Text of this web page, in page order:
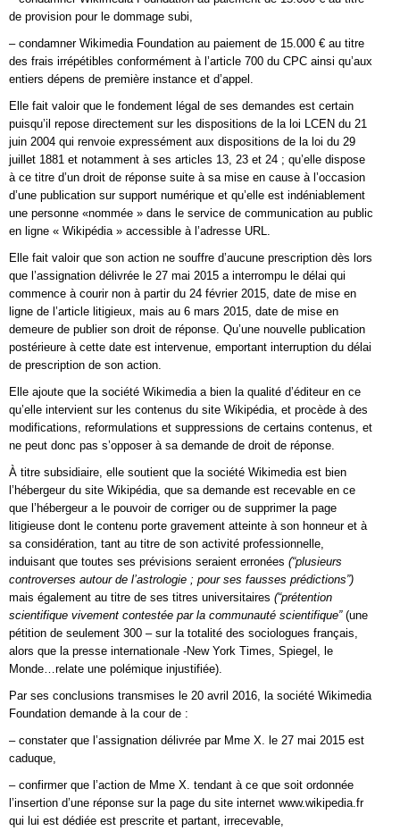
de provision pour le dommage subi,
– condamner Wikimedia Foundation au paiement de 15.000 € au titre
des frais irrépétibles conformément à l’article 700 du CPC ainsi qu’aux
entiers dépens de première instance et d’appel.
Elle fait valoir que le fondement légal de ses demandes est certain
puisqu’il repose directement sur les dispositions de la loi LCEN du 21
juin 2004 qui renvoie expressément aux dispositions de la loi du 29
juillet 1881 et notamment à ses articles 13, 23 et 24 ; qu’elle dispose
à ce titre d’un droit de réponse suite à sa mise en cause à l’occasion
d’une publication sur support numérique et qu’elle est indéniablement
une personne «nommée » dans le service de communication au public
en ligne « Wikipédia » accessible à l’adresse URL.
Elle fait valoir que son action ne souffre d’aucune prescription dès lors
que l’assignation délivrée le 27 mai 2015 a interrompu le délai qui
commence à courir non à partir du 24 février 2015, date de mise en
ligne de l’article litigieux, mais au 6 mars 2015, date de mise en
demeure de publier son droit de réponse. Qu’une nouvelle publication
postérieure à cette date est intervenue, emportant interruption du délai
de prescription de son action.
Elle ajoute que la société Wikimedia a bien la qualité d’éditeur en ce
qu’elle intervient sur les contenus du site Wikipédia, et procède à des
modifications, reformulations et suppressions de certains contenus, et
ne peut donc pas s’opposer à sa demande de droit de réponse.
À titre subsidiaire, elle soutient que la société Wikimedia est bien
l’hébergeur du site Wikipédia, que sa demande est recevable en ce
que l’hébergeur a le pouvoir de corriger ou de supprimer la page
litigieuse dont le contenu porte gravement atteinte à son honneur et à
sa considération, tant au titre de son activité professionnelle,
induisant que toutes ses prévisions seraient erronées (“plusieurs
controverses autour de l’astrologie ; pour ses fausses prédictions”)
mais également au titre de ses titres universitaires (“prétention
scientifique vivement contestée par la communauté scientifique”(une
pétition de seulement 300 – sur la totalité des sociologues français,
alors que la presse internationale -New York Times, Spiegel, le
Monde…relate une polémique injustifiée).
Par ses conclusions transmises le 20 avril 2016, la société Wikimedia
Foundation demande à la cour de :
– constater que l’assignation délivrée par Mme X. le 27 mai 2015 est
caduque,
– confirmer que l’action de Mme X. tendant à ce que soit ordonnée
l’insertion d’une réponse sur la page du site internet www.wikipedia.fr
qui lui est dédiée est prescrite et partant, irrecevable,